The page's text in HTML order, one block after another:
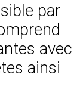
par
avec
ainsi